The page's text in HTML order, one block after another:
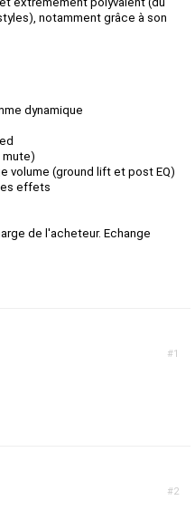
notamment grâce à son
dynamique
mute)
volume (ground lift et post EQ)
effets
de l'acheteur. Echange
#1
#2